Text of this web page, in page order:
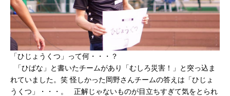
「ひじょうくつ」って何・・・？
「ひばな」と書いたチームがあり「むしろ災害！」と突っ込ま
れていました。笑 怪しかった岡野さんチームの答えは「ひじょ
うくつ」・・・。 正解じゃないものが目立ちすぎて気をとられ